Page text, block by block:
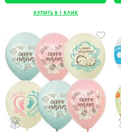
КУПИТЬ В 1 КЛИК